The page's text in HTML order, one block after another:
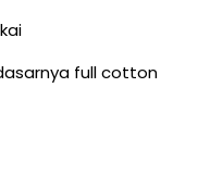
full cotton